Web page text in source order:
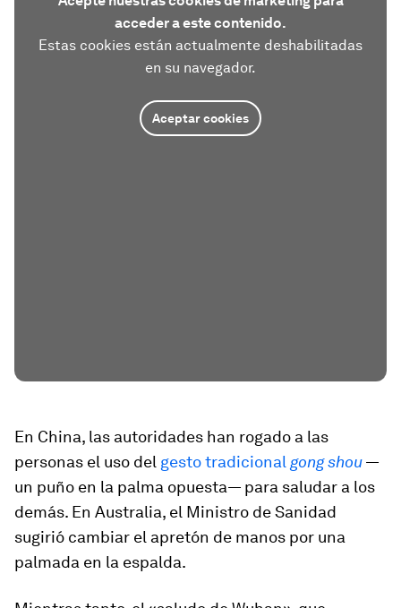
acceder a este contenido.
Estas cookies están actualmente deshabilitadas
en su navegador.
Aceptar cookies
En China, las autoridades han rogado a las
personas el uso del gesto tradicional gong shou—
un puño en la palma opuesta— para saludar a los
demás. En Australia, el Ministro de Sanidad
sugirió cambiar el apretón de manos por una
palmada en la espalda.